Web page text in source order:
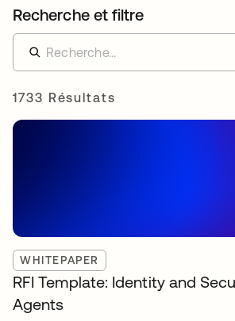
Recherche et filtre
1733 Résultats
WHITEPAPER
RFI Template: Identity and
Agents